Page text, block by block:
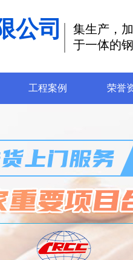
公司
集生产，
于一体的
工程案例 荣誉